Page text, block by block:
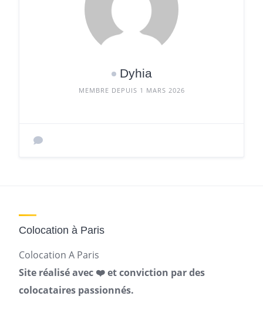
Dyhia
MEMBRE DEPUIS 1 MARS 2026
Colocation à Paris
Colocation A Paris
Site réalisé avec ❤️ et conviction par des
colocataires passionnés.